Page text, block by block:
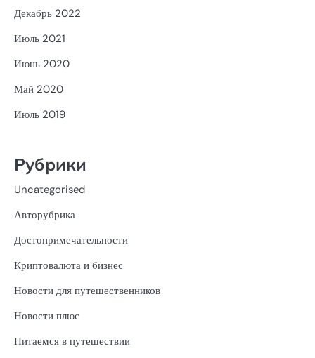
Декабрь 2022
Июль 2021
Июнь 2020
Май 2020
Июль 2019
Рубрики
Uncategorised
Авторубрика
Достопримечательности
Криптовалюта и бизнес
Новости для путешественников
Новости плюс
Питаемся в путешествии